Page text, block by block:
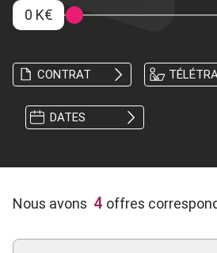
0 K€
CONTRAT
DATES
Nous avons 4 offres